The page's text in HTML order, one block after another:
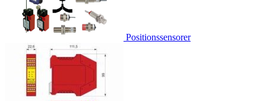
Positionssensorer